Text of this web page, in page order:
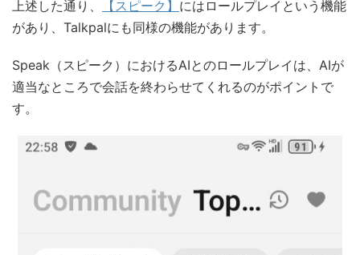
上述した通り、 【スピーク】 にはロールプレイという機能
があり、Talkpalにも同様の機能があります。
Speak（スピーク）におけるAIとのロールプレイは、AIが
適当なところで会話を終わらせてくれるのがポイントで
す。